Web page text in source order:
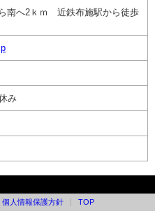
南へ2ｋｍ 近鉄布施駅から徒歩
み
個人情報保護方針 TOP